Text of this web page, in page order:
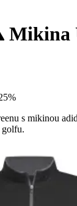
Mikina
s mikinou
golfu.